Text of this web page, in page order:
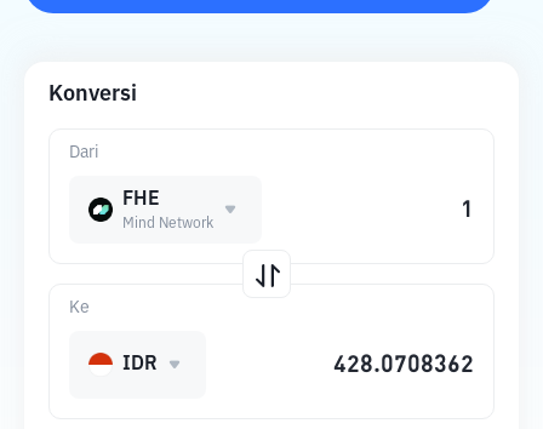
Konversi
Dari
FHE
Mind Network
Ke
IDR